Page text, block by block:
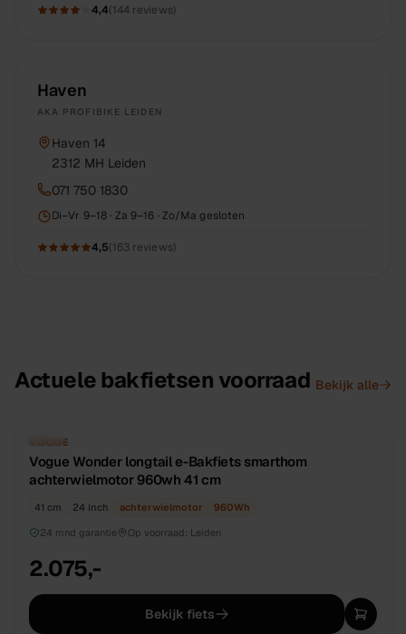
4,4(144reviews)
Haven
AKA PROFIBIKE LEIDEN
Haven 14
2312 MH Leiden
071 750 1830
Di–Vr 9–18 · Za 9–16 · Zo/Ma gesloten
4,5(163reviews)
Actuele bakfietsen voorraad Bekijk alle
VOGUE
Vogue Wonder longtail e-Bakfiets smarthom
achterwielmotor 960wh 41 cm
41 cm 24 inch achterwielmotor 960Wh
24 mnd garantie
Op voorraad: Leiden
2.075,-
Bekijk fiets